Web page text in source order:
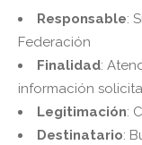
Responsable:
Federación
Finalidad:
información
Legitimación:
Destinatario: